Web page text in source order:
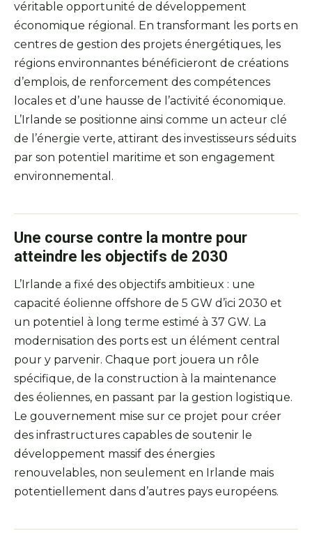
véritable opportunité de développement
économique régional. En transformant les ports en
centres de gestion des projets énergétiques, les
régions environnantes bénéficieront de créations
d’emplois, de renforcement des compétences
locales et d’une hausse de l’activité économique.
L’Irlande se positionne ainsi comme un acteur clé
de l’énergie verte, attirant des investisseurs séduits
par son potentiel maritime et son engagement
environnemental.
Une course contre la montre pour
atteindre les objectifs de 2030
L’Irlande a fixé des objectifs ambitieux : une
capacité éolienne offshore de 5 GW d’ici 2030 et
un potentiel à long terme estimé à 37 GW. La
modernisation des ports est un élément central
pour y parvenir. Chaque port jouera un rôle
spécifique, de la construction à la maintenance
des éoliennes, en passant par la gestion logistique.
Le gouvernement mise sur ce projet pour créer
des infrastructures capables de soutenir le
développement massif des énergies
renouvelables, non seulement en Irlande mais
potentiellement dans d’autres pays européens.